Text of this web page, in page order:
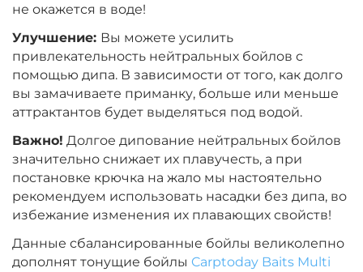
не окажется в воде!
Улучшение: Вы можете усилить
привлекательность нейтральных бойлов с
помощью дипа. В зависимости от того, как долго
вы замачиваете приманку, больше или меньше
аттрактантов будет выделяться под водой.
Важно! Долгое дипование нейтральных бойлов
значительно снижает их плавучесть, а при
постановке крючка на жало мы настоятельно
рекомендуем использовать насадки без дипа, во
избежание изменения их плавающих свойств!
Данные сбалансированные бойлы великолепно
дополнят тонущие бойлы Carptoday Baits Multi